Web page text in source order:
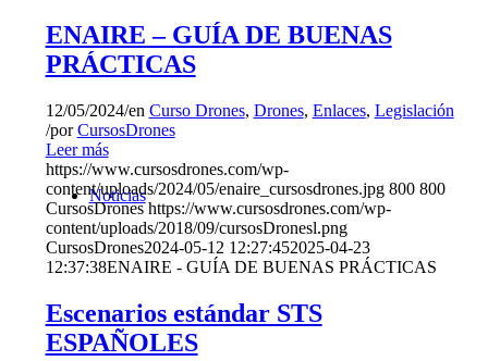
Noticias
ENAIRE – GUÍA DE BUENAS
PRÁCTICAS
12/05/2024/en Curso Drones, Drones, Enlaces, Legislación
/porCursosDrones
Leer más
https://www.cursosdrones.com/wp-
content/uploads/2024/05/enaire_cursosdrones.jpg 800 800
CursosDrones https://www.cursosdrones.com/wp-
content/uploads/2018/09/cursosDronesl.png
CursosDrones2024-05-12 12:27:452025-04-23
12:37:38ENAIRE - GUÍA DE BUENAS PRÁCTICAS
Escenarios estándar STS
ESPAÑOLES